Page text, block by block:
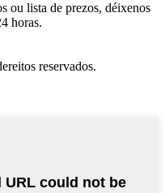
ou lista de prezos, déixenos
horas.
reservados.